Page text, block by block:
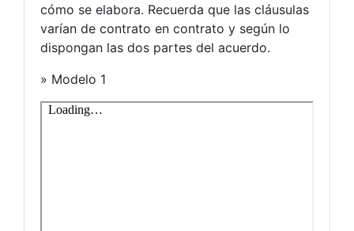
cómo se elabora. Recuerda que las cláusulas
varían de contrato en contrato y según lo
dispongan las dos partes del acuerdo.
» Modelo 1